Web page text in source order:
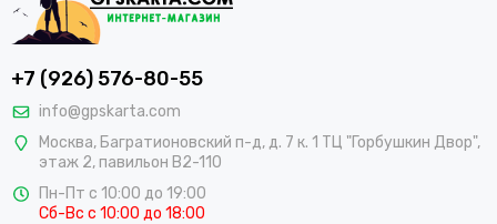
+7 (926) 576-80-55
info@gpskarta.com
Москва, Багратионовский п-д, д. 7 к. 1 ТЦ "Горбушкин Двор",
этаж 2, павильон B2-110
Пн-Пт с 10:00 до 19:00
Сб-Вс с 10:00 до 18:00